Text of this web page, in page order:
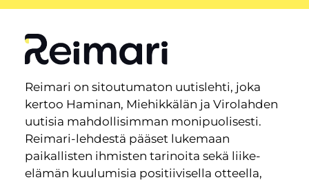
Reimari on sitoutumaton uutislehti, joka
kertoo Haminan, Miehikkälän ja Virolahden
uutisia mahdollisimman monipuolisesti.
Reimari-lehdestä pääset lukemaan
paikallisten ihmisten tarinoita sekä liike-
elämän kuulumisia positiivisella otteella,